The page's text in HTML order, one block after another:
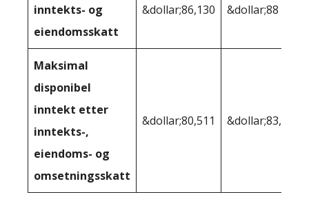
inntekts- og
eiendomsskatt
&dollar;86,130 &dollar;88 462
Maksimal
disponibel
inntekt etter
inntekts-,
eiendoms- og
omsetningsskatt
&dollar;80,511 &dollar;83,141